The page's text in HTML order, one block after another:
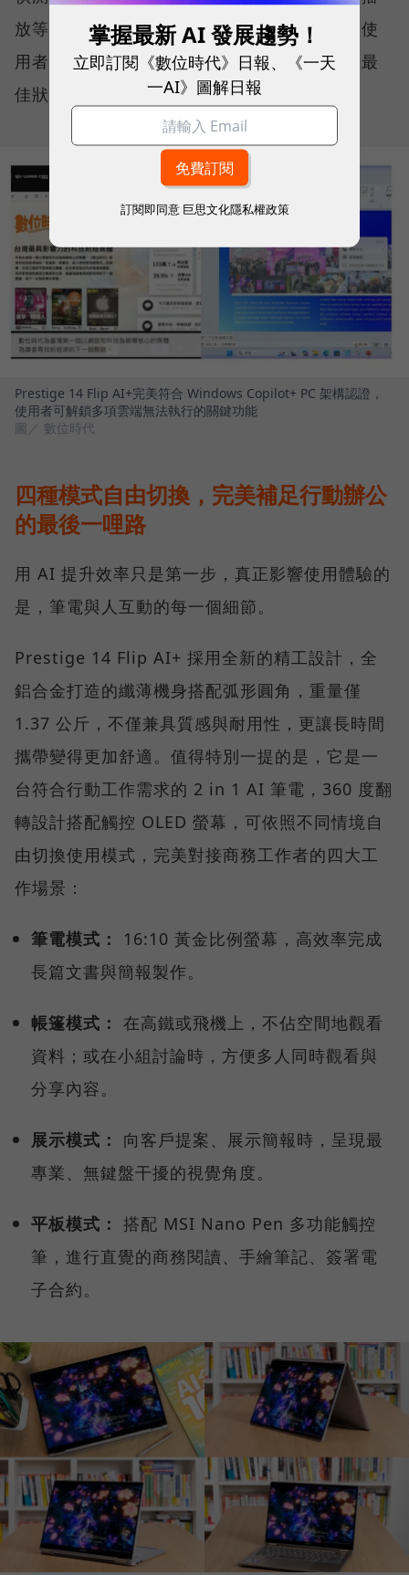
放等），主動調節各項硬體設定與效能表現，使
用者無需動手調整參數，系統便能持續維持在最
佳狀態。
Prestige 14 Flip AI+完美符合 Windows Copilot+ PC 架構認證，
使用者可解鎖多項雲端無法執行的關鍵功能
圖／ 數位時代
四種模式自由切換，完美補足行動辦公
的最後一哩路
用 AI 提升效率只是第一步，真正影響使用體驗的
是，筆電與人互動的每一個細節。
Prestige 14 Flip AI+ 採用全新的精工設計，全
鋁合金打造的纖薄機身搭配弧形圓角，重量僅
1.37 公斤，不僅兼具質感與耐用性，更讓長時間
攜帶變得更加舒適。值得特別一提的是，它是一
台符合行動工作需求的 2 in 1 AI 筆電，360 度翻
轉設計搭配觸控 OLED 螢幕，可依照不同情境自
由切換使用模式，完美對接商務工作者的四大工
作場景：
筆電模式：
16:10 黃金比例螢幕，高效率完成
長篇文書與簡報製作。
帳篷模式： 在高鐵或飛機上，不佔空間地觀看
資料；或在小組討論時，方便多人同時觀看與
分享內容。
展示模式：
向客戶提案、展示簡報時，呈現最
專業、無鍵盤干擾的視覺角度。
平板模式： 搭配 MSI Nano Pen 多功能觸控
筆，進行直覺的商務閱讀、手繪筆記、簽署電
子合約。
掌握最新 AI 發展趨勢！
立即訂閱《數位時代》日報、《一天
一AI》圖解日報
訂閱即同意 巨思文化隱私權政策